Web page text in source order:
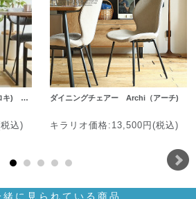
キ) …
込)
ダイニングチェアー Archi（アーチ)
キラリオ価格:13,500円(税込)